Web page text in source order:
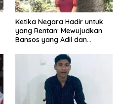
Ketika Negara Hadir untuk
yang Rentan: Mewujudkan
Bansos yang Adil dan